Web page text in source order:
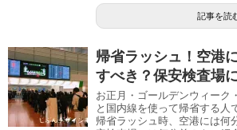
記事を読
帰省ラッシュ！空港
すべき？保安検査場
お正月・ゴールデンウィーク
と国内線を使って帰省する人
帰省ラッシュ時、空港には何